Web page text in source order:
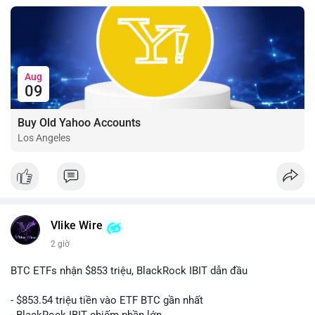
Aug
09
Buy Old Yahoo Accounts
Los Angeles
Vlike Wire
2 giờ
BTC ETFs nhận $853 triệu, BlackRock IBIT dẫn đầu
- $853.54 triệu tiền vào ETF BTC gần nhất